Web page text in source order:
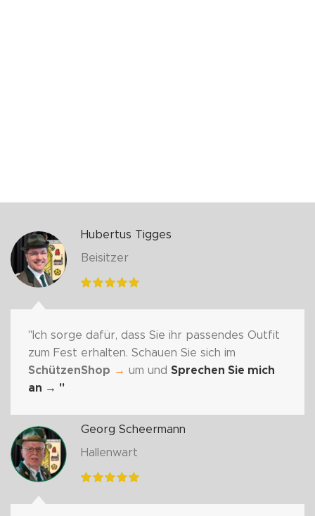
Hubertus Tigges
Beisitzer
"Ich sorge dafür, dass Sie ihr passendes Outfit
zum Fest erhalten. Schauen Sie sich im
SchützenShop → um und Sprechen Sie mich
an → "
Georg Scheermann
Hallenwart